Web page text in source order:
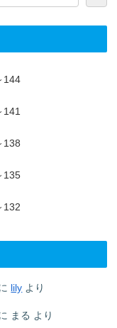
144
138
135
132
lily より
まる より